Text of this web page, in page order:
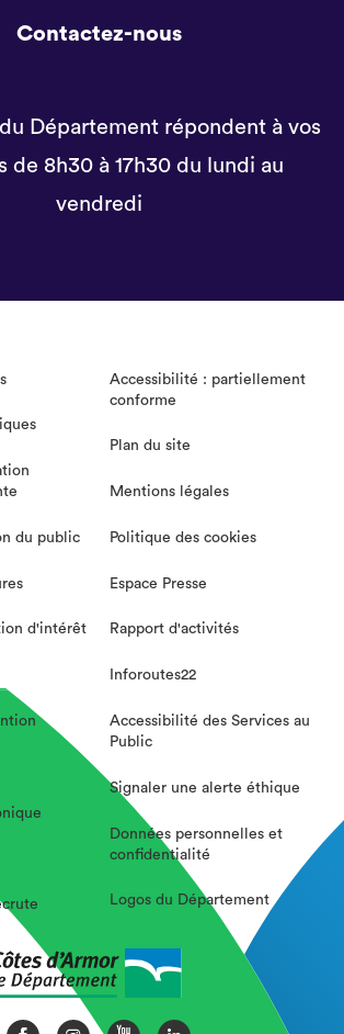
Contactez-nous
Département répondent à vos
de 8h30 à 17h30 du lundi au
vendredi
du public
d'intérêt
Accessibilité : partiellement
conforme
Plan du site
Mentions légales
Politique des cookies
Espace Presse
Rapport d'activités
Inforoutes22
Accessibilité des Services au
Public
Signaler une alerte éthique
Données personnelles et
confidentialité
Logos du Département